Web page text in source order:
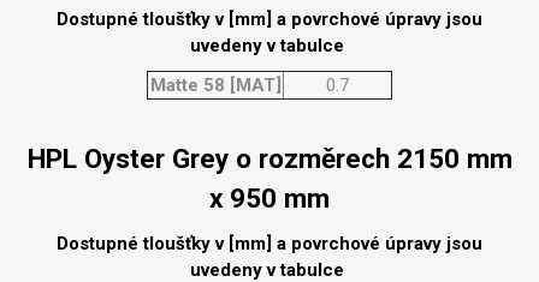
Dostupné tloušťky v [mm] a povrchové úpravy jsou
uvedeny v tabulce
Matte 58 [MAT]
0.7
HPL Oyster Grey o rozměrech 2150 mm
x 950 mm
Dostupné tloušťky v [mm] a povrchové úpravy jsou
uvedeny v tabulce